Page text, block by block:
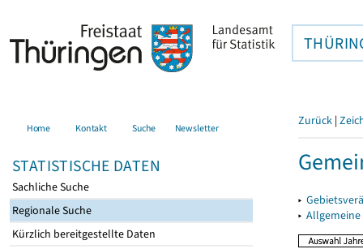
Home Kontakt Suche Newsletter
STATISTISCHE DATEN
Sachliche Suche
Regionale Suche
Kürzlich bereitgestellte Daten
Zurück |
▸
▸